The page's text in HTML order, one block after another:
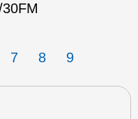
30FM
7 8 9